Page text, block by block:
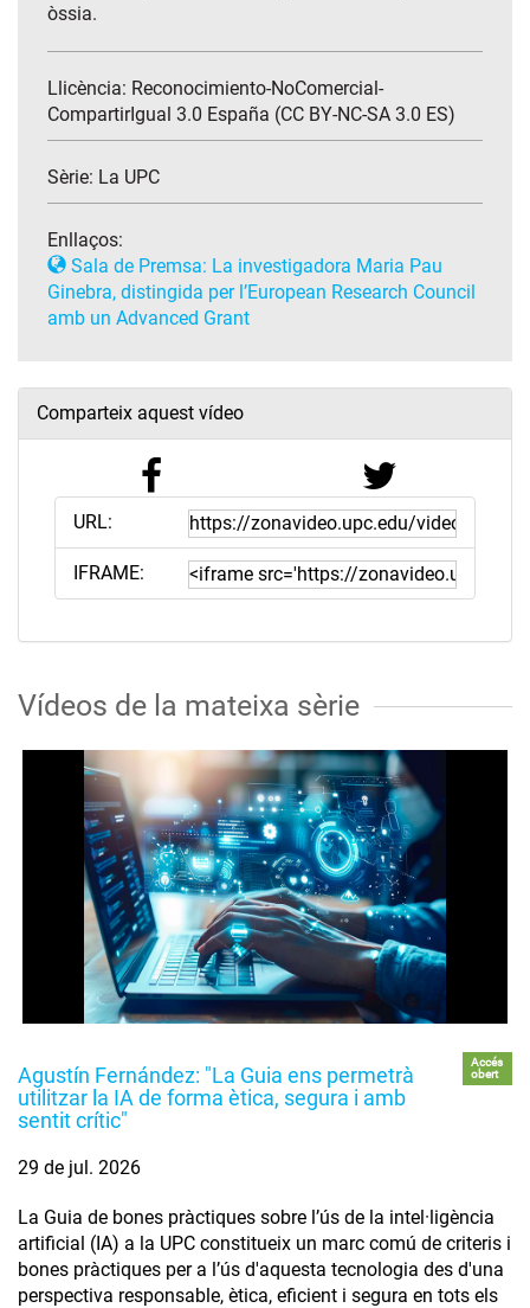
òssia.
Llicència: Reconocimiento-NoComercial-
CompartirIgual 3.0 España (CC BY-NC-SA 3.0 ES)
Sèrie: La UPC
Enllaços:
Sala de Premsa: La investigadora Maria Pau
Ginebra, distingida per l’European Research Council
amb un Advanced Grant
Comparteix aquest vídeo
URL:
IFRAME:
Vídeos de la mateixa sèrie
Agustín Fernández: "La Guia ens permetrà
utilitzar la IA de forma ètica, segura i amb
sentit crític"
Accés
obert
29 de jul. 2026
La Guia de bones pràctiques sobre l’ús de la intel·ligència
artificial (IA) a la UPC constitueix un marc comú de criteris i
bones pràctiques per a l’ús d'aquesta tecnologia des d'una
perspectiva responsable, ètica, eficient i segura en tots els